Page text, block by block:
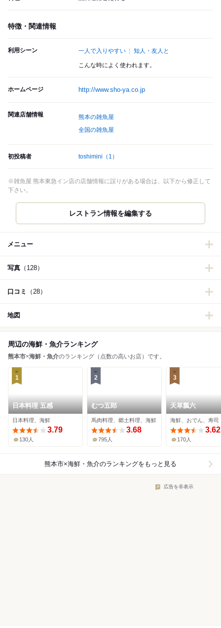
特徴・関連情報
利用シーン 一人で入りやすい 知人・友人と
こんな時によく使われます。
ホームページ http://www.sho-ya.co.jp
関連店舗情報
熊本の雑魚屋
全国の雑魚屋
初投稿者 toshimini （1）
※雑魚屋 熊本東急イン店の店舗情報に誤りがある場合は、以下から修正して
下さい。
レストラン情報を編集する
メニュー
写真 （128）
口コミ （28）
地図
周辺の海鮮・魚介ランキング
熊本市×海鮮・魚介のランキング（点数の高いお店）です。
1
日本料理 五感
日本料理、海鮮
3.79
130人
2
むつ五郎
馬肉料理、郷土料理、海鮮
3.68
795人
3
天草瓢六
海鮮、おでん、寿司
3.62
170人
熊本市×海鮮・魚介のランキングをもっと見る
広告を非表示